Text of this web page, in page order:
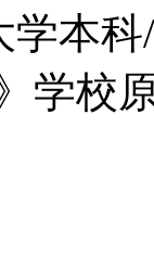
学本
学校